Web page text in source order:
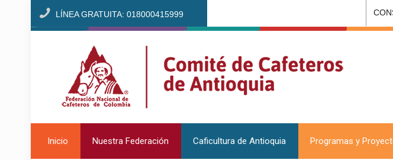
LÍNEA GRATUITA: 018000415999
Inicio Nuestra Federación Caficultura de Antioquia Programas y